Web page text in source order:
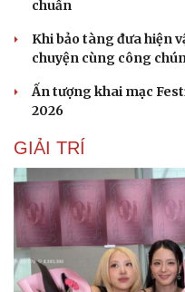
chuẩn
Khi bảo tàng đưa hiện
chuyện cùng công
Ấn tượng khai mạc
2026
GIẢI TRÍ